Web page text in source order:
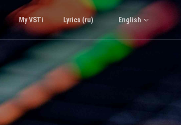
My VSTi Lyrics (ru) English